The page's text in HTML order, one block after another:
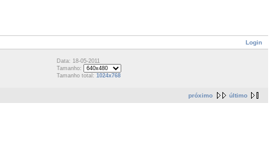
Login
Data: 18-05-2011
Tamanho:
Tamanho total: 1024x768
próximo último